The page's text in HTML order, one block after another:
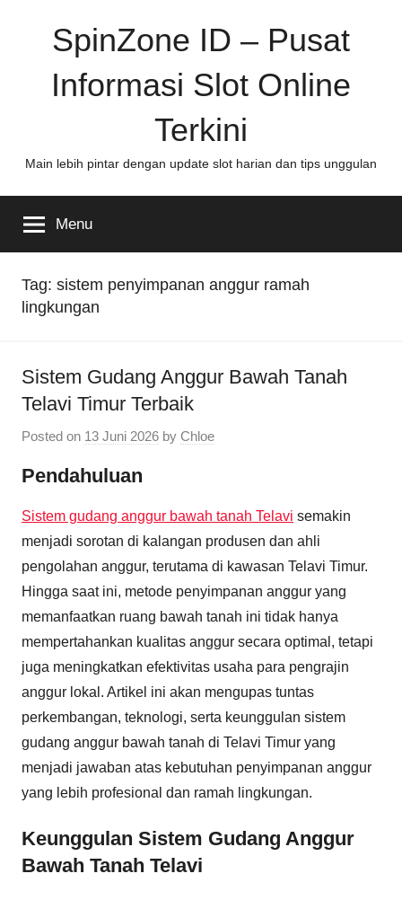
SpinZone ID – Pusat
Informasi Slot Online
Terkini
Main lebih pintar dengan update slot harian dan tips unggulan
Menu
Tag: sistem penyimpanan anggur ramah
lingkungan
Sistem Gudang Anggur Bawah Tanah
Telavi Timur Terbaik
Posted on 13 Juni 2026 by Chloe
Pendahuluan
Sistem gudang anggur bawah tanah Telavi semakin
menjadi sorotan di kalangan produsen dan ahli
pengolahan anggur, terutama di kawasan Telavi Timur.
Hingga saat ini, metode penyimpanan anggur yang
memanfaatkan ruang bawah tanah ini tidak hanya
mempertahankan kualitas anggur secara optimal, tetapi
juga meningkatkan efektivitas usaha para pengrajin
anggur lokal. Artikel ini akan mengupas tuntas
perkembangan, teknologi, serta keunggulan sistem
gudang anggur bawah tanah di Telavi Timur yang
menjadi jawaban atas kebutuhan penyimpanan anggur
yang lebih profesional dan ramah lingkungan.
Keunggulan Sistem Gudang Anggur
Bawah Tanah Telavi